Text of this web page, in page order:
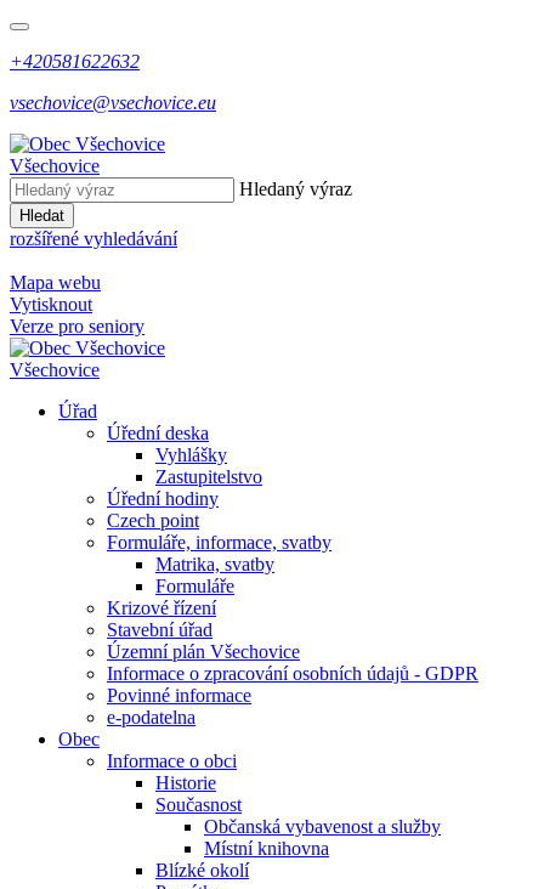
+420581622632
vsechovice@vsechovice.eu
Všechovice
Hledaný výraz
Hledat
rozšířené vyhledávání
Mapa webu
Vytisknout
Verze pro seniory
Všechovice
Úřad
Úřední deska
Vyhlášky
Zastupitelstvo
Úřední hodiny
Czech point
Formuláře, informace, svatby
Matrika, svatby
Formuláře
Krizové řízení
Stavební úřad
Územní plán Všechovice
Informace o zpracování osobních údajů - GDPR
Povinné informace
e-podatelna
Obec
Informace o obci
Historie
Současnost
Občanská vybavenost a služby
Místní knihovna
Blízké okolí